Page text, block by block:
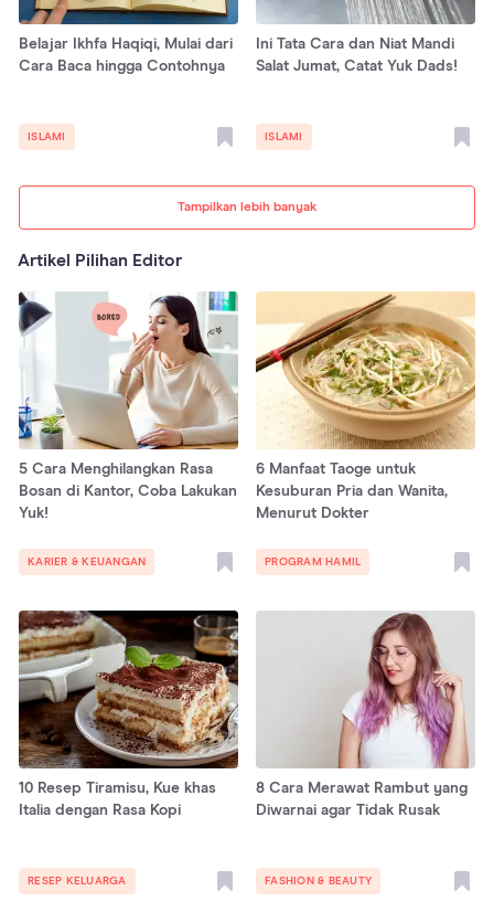
Tampilkan lebih banyak
Belajar Ikhfa Haqiqi, Mulai dari
Cara Baca hingga Contohnya
ISLAMI
Ini Tata Cara dan Niat Mandi
Salat Jumat, Catat Yuk Dads!
ISLAMI
Artikel Pilihan Editor
5 Cara Menghilangkan Rasa
Bosan di Kantor, Coba Lakukan
Yuk!
KARIER & KEUANGAN
6 Manfaat Taoge untuk
Kesuburan Pria dan Wanita,
Menurut Dokter
PROGRAM HAMIL
10 Resep Tiramisu, Kue khas
Italia dengan Rasa Kopi
RESEP KELUARGA
8 Cara Merawat Rambut yang
Diwarnai agar Tidak Rusak
FASHION & BEAUTY